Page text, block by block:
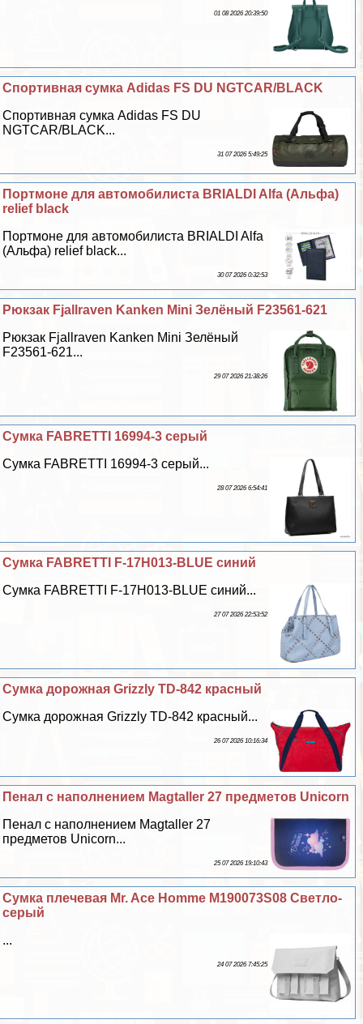
01 08 2026 20:39:50
Спортивная сумка Adidas FS DU NGTCAR/BLACK
Спортивная сумка Adidas FS DU
NGTCAR/BLACK...
31 07 2026 5:49:25
Портмоне для автомобилиста BRIALDI Alfa (Альфа)
relief black
Портмоне для автомобилиста BRIALDI Alfa
(Альфа) relief black...
30 07 2026 0:32:53
Рюкзак Fjallraven Kanken Mini Зелёный F23561-621
Рюкзак Fjallraven Kanken Mini Зелёный
F23561-621...
29 07 2026 21:38:26
Сумка FABRETTI 16994-3 серый
Сумка FABRETTI 16994-3 серый...
28 07 2026 6:54:41
Сумка FABRETTI F-17H013-BLUE синий
Сумка FABRETTI F-17H013-BLUE синий...
27 07 2026 22:53:52
Сумка дорожная Grizzly TD-842 красный
Сумка дорожная Grizzly TD-842 красный...
26 07 2026 10:16:34
Пенал с наполнением Magtaller 27 предметов Unicorn
Пенал с наполнением Magtaller 27
предметов Unicorn...
25 07 2026 19:10:43
Сумка плечевая Mr. Ace Homme M190073S08 Светло-
серый
...
24 07 2026 7:45:25